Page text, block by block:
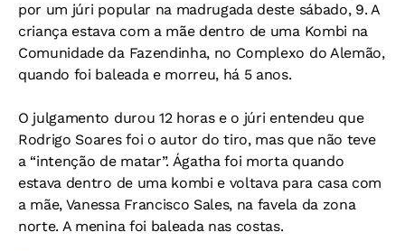
por um júri popular na madrugada deste sábado, 9. A
criança estava com a mãe dentro de uma Kombi na
Comunidade da Fazendinha, no Complexo do Alemão,
quando foi baleada e morreu, há 5 anos.
O julgamento durou 12 horas e o júri entendeu que
Rodrigo Soares foi o autor do tiro, mas que não teve
a “intenção de matar”. Ágatha foi morta quando
estava dentro de uma kombi e voltava para casa com
a mãe, Vanessa Francisco Sales, na favela da zona
norte. A menina foi baleada nas costas.